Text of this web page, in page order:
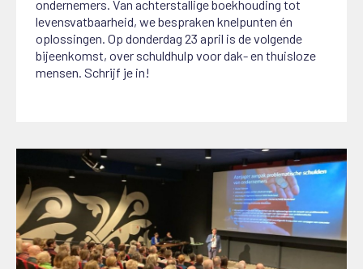
ondernemers. Van achterstallige boekhouding tot
levensvatbaarheid, we bespraken knelpunten én
oplossingen. Op donderdag 23 april is de volgende
bijeenkomst, over schuldhulp voor dak- en thuisloze
mensen. Schrijf je in!